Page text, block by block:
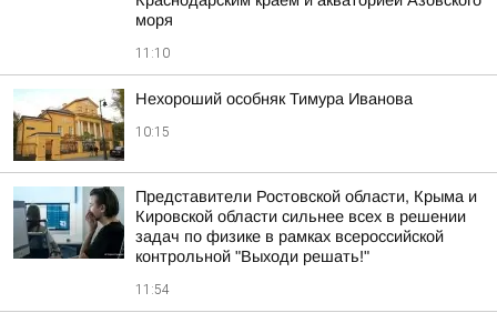
моря
11:10
Нехороший особняк Тимура Иванова
10:15
Представители Ростовской области, Крыма и
Кировской области сильнее всех в решении
задач по физике в рамках всероссийской
контрольной "Выходи решать!"
11:54